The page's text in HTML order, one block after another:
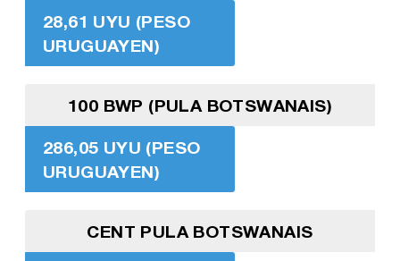
28,61 UYU (PESO
URUGUAYEN)
100 BWP (PULA BOTSWANAIS)
286,05 UYU (PESO
URUGUAYEN)
CENT PULA BOTSWANAIS